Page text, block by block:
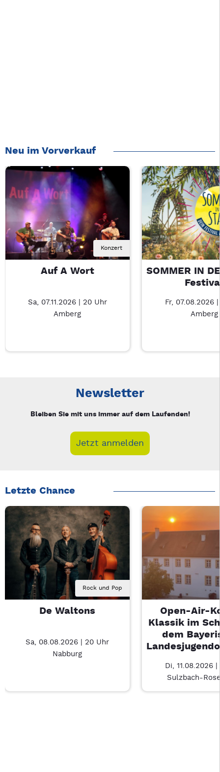
Neu im Vorverkauf
Konzert
Auf A Wort
Sa, 07.11.2026 | 20 Uhr
Amberg
SOMMER IN
Fr, 07.08.2026
Amberg
Newsletter
Bleiben Sie mit uns immer auf dem Laufenden!
Jetzt anmelden
Letzte Chance
Rock und Pop
De Waltons
Sa, 08.08.2026 | 20 Uhr
Nabburg
Open-Air-
Klassik im
dem
Di, 11.08.2026
Sulzbach-